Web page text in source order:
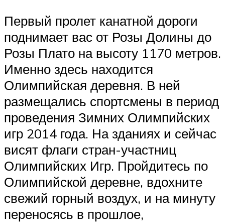
Первый пролет канатной дороги
поднимает вас от Розы Долины до
Розы Плато на высоту 1170 метров.
Именно здесь находится
Олимпийская деревня. В ней
размещались спортсмены в период
проведения Зимних Олимпийских
игр 2014 года. На зданиях и сейчас
висят флаги стран-участниц
Олимпийских Игр. Пройдитесь по
Олимпийской деревне, вдохните
свежий горный воздух, и на минуту
переносясь в прошлое,